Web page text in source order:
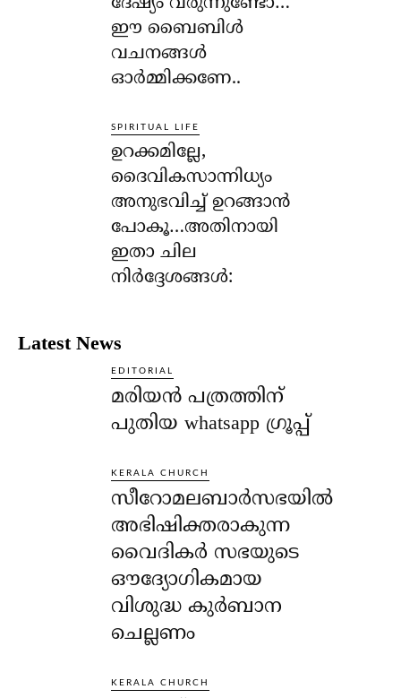
ഈ ബൈബിള്‍
വചനങ്ങള്‍
ഓര്‍മ്മിക്കണേ..
SPIRITUAL LIFE
ഉറക്കമില്ലേ,
ദൈവികസാന്നിധ്യം
അനുഭവിച്ച് ഉറങ്ങാന്‍
പോകൂ…അതിനായി
ഇതാ ചില
നിര്‍ദ്ദേശങ്ങള്‍:
Latest News
EDITORIAL
മരിയൻ പത്രത്തിന്
പുതിയ whatsapp ഗ്രൂപ്പ്
KERALA CHURCH
സീറോമലബാർസഭയിൽ
അഭിഷിക്തരാകുന്ന
വൈദികർ സഭയുടെ
ഔദ്യോഗികമായ
വിശുദ്ധ കുർബാന
ചെല്ലണം
KERALA CHURCH